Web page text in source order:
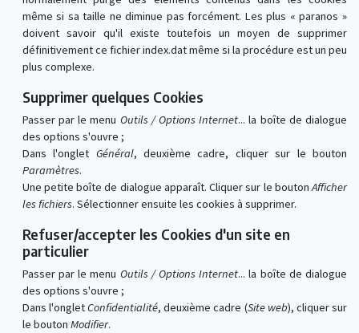
même si sa taille ne diminue pas forcément. Les plus « paranos »
doivent savoir qu'il existe toutefois un moyen de supprimer
définitivement ce fichier index.dat même si la procédure est un peu
plus complexe.
Supprimer quelques Cookies
Passer par le menu Outils / Options Internet... la boîte de dialogue
des options s'ouvre ;
Dans l'onglet Général, deuxième cadre, cliquer sur le bouton
Paramètres.
Une petite boîte de dialogue apparaît. Cliquer sur le boutonAfficher
les fichiers. Sélectionner ensuite les cookies à supprimer.
Refuser/accepter les Cookies d'un site en
particulier
Passer par le menu Outils / Options Internet... la boîte de dialogue
des options s'ouvre ;
Dans l'ongletConfidentialité, deuxième cadre (Site web), cliquer sur
le bouton Modifier.